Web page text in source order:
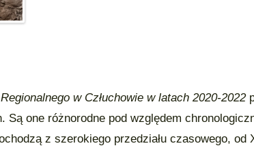
w Człuchowie w latach 2020-2022
Są one różnorodne pod względem
z szerokiego przedziału czasowego,